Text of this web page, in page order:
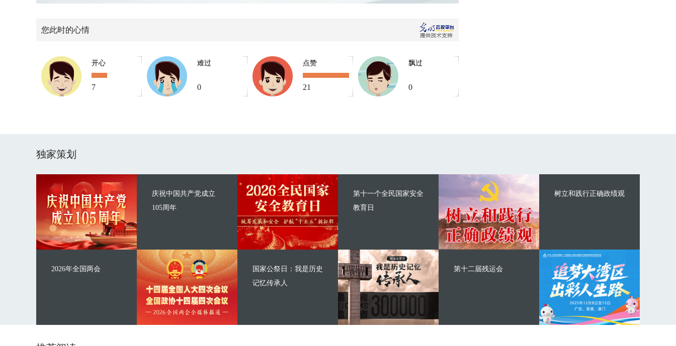
您此时的心情
开心
7
难过
0
点赞
21
飘过
0
独家策划
庆祝中国共产党成立
105周年
2026年全国两会
第十一个全民国家安全
教育日
国家公祭日：我是历史
记忆传承人
树立和践行正确政绩观
第十二届残运会